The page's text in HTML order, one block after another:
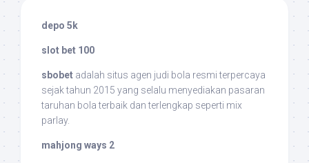
depo 5k
slot bet 100
sbobet adalah situs agen judi bola resmi terpercaya
sejak tahun 2015 yang selalu menyediakan pasaran
taruhan bola terbaik dan terlengkap seperti mix
parlay.
mahjong ways 2